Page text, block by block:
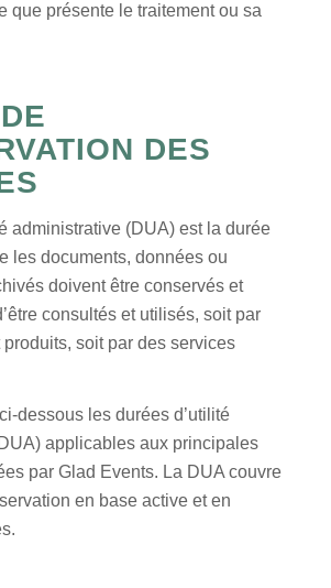
que présente le traitement ou sa
DES
administrative (DUA) est la durée
les documents, données ou
doivent être conservés et
consultés et utilisés, soit par
soit par des services
dessous les durées d’utilité
applicables aux principales
par Glad Events. La DUA couvre
en base active et en